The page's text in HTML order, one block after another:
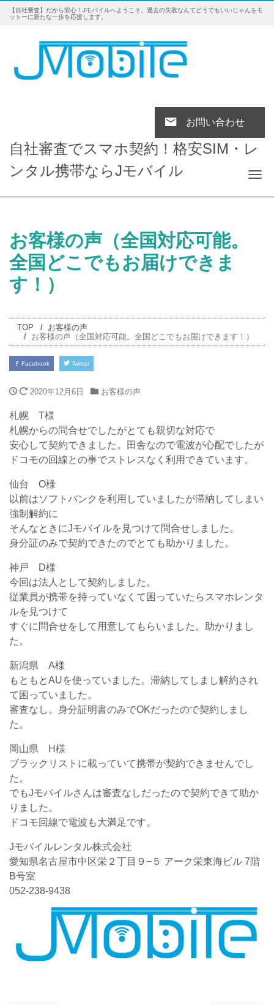
【自社審査】だから安心！Jモバイルへようこそ。過去の失敗なんてどうでもいいじゃんをモ
ットーに新たな一歩を応援します。
お問い合わせ
自社審査でスマホ契約！格安SIM・レ
ンタル携帯ならJモバイル
お客様の声（全国対応可能。
全国どこでもお届けできま
す！）
TOP
お客様の声
お客様の声（全国対応可能。全国どこでもお届けできます！）
Facebook Twitter
2020年12月6日 お客様の声
札幌 T様
札幌からの問合せでしたがとても親切な対応で
安心して契約できました。田舎なので電波が心配でしたが
ドコモの回線との事でストレスなく利用できています。
仙台 O様
以前はソフトバンクを利用していましたが滞納してしまい
強制解約に
そんなときにJモバイルを見つけて問合せしました。
身分証のみで契約できたのでとても助かりました。
神戸 D様
今回は法人として契約しました。
従業員が携帯を持っていなくて困っていたらスマホレンタ
ルを見つけて
すぐに問合せをして用意してもらいました。助かりまし
た。
新潟県 A様
もともとAUを使っていました。滞納してしまし解約され
て困っていました。
審査なし。身分証明書のみでOKだったので契約しまし
た。
岡山県 H様
ブラックリストに載っていて携帯が契約できませんでし
た。
でもJモバイルさんは審査なしだったので契約できて助か
りました。
ドコモ回線で電波も大満足です。
Jモバイルレンタル株式会社
愛知県名古屋市中区栄２丁目９−５ アーク栄東海ビル 7階
B号室
052-238-9438